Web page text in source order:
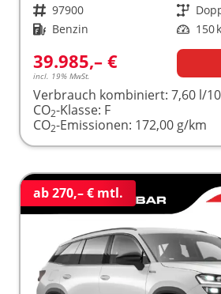
Fahrzeugnr. 97900 Getriebe
Kraftstoff Benzin Leistung 150
39.985,– €
incl. 19% MwSt.
Verbrauch kombiniert: 7,60 l/
CO2-Klasse: F
CO2-Emissionen: 172,00 g/km
ab 270,– € mtl.